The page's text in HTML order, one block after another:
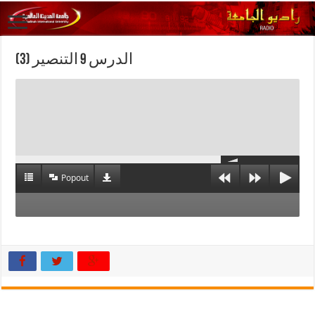
الدرس 9 التنصير (3)
Popout